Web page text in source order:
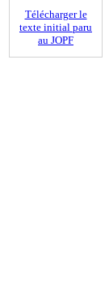
Télécharger le
texte initial paru
au JOPF